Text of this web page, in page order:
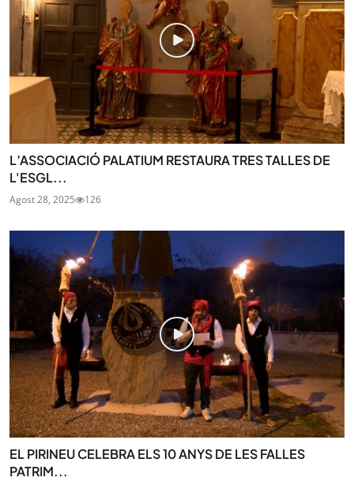
L’ASSOCIACIÓ PALATIUM RESTAURA TRES TALLES DE
L'ESGL...
Agost 28, 2025 126
EL PIRINEU CELEBRA ELS 10 ANYS DE LES FALLES
PATRIM...